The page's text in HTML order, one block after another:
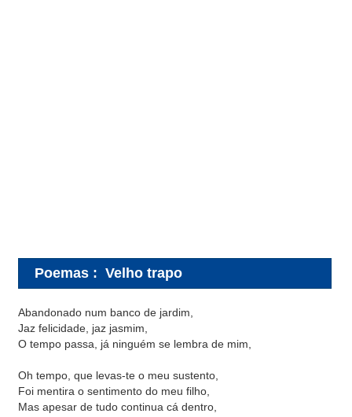
Poemas : Velho trapo
Abandonado num banco de jardim,
Jaz felicidade, jaz jasmim,
O tempo passa, já ninguém se lembra de mim,
Oh tempo, que levas-te o meu sustento,
Foi mentira o sentimento do meu filho,
Mas apesar de tudo continua cá dentro,